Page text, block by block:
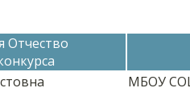
Отчество
МБОУ